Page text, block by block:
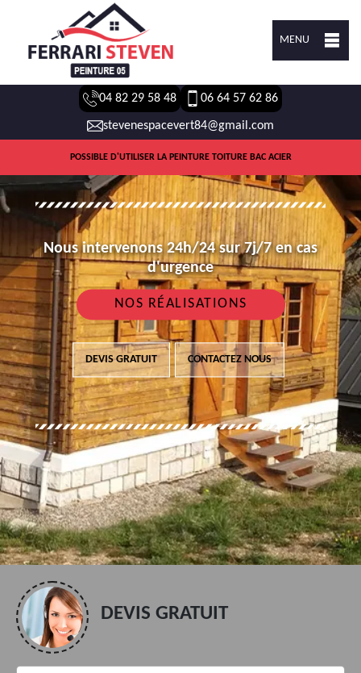
MENU
04 82 29 58 48 06 64 57 62 86
stevenespacevert84@gmail.com
POSSIBLE D'UTILISER LA PEINTURE TOITURE BAC ACIER
Nous intervenons 24h/24 sur 7j/7 en cas
d'urgence
NOS RÉALISATIONS
DEVIS GRATUIT CONTACTEZ NOUS
DEVIS GRATUIT